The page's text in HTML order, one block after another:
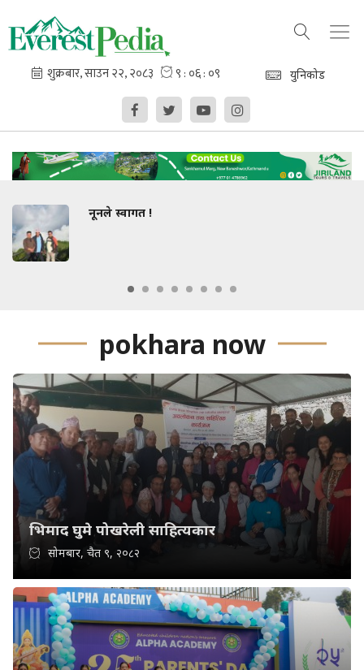
युनिकोड
नूनले स्वागत !
pokhara now
भिमाद घुमे पोखरेली साहित्यकार
सोमबार, चैत ९, २०८२